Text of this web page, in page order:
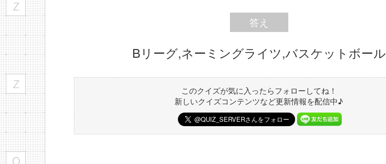
答え
Bリーグ,ネーミングライツ,バスケットボール
このクイズが気に入ったらフォローしてね！
新しいクイズコンテンツなど更新情報を配信中♪